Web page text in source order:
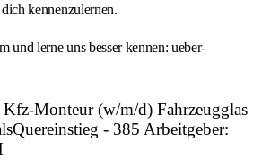
kennenzulernen.
und lerne uns besser kennen: ueber-
Monteur (w/m/d) Fahrzeugglas
- 385 Arbeitgeber: